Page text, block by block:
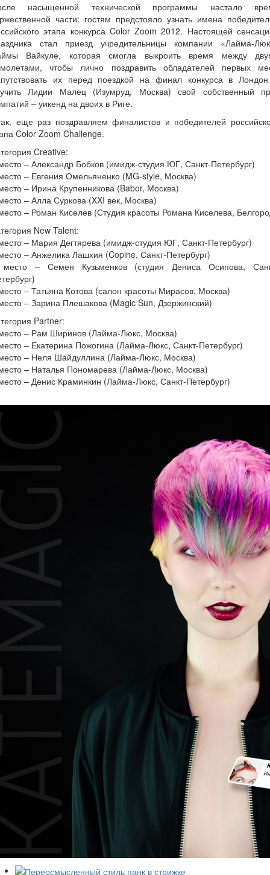
насыщенной технической программы настало
части: гостям предстояло узнать имена
этапа конкурса Color Zoom 2012. Настоящей
стал приезд учредительницы компании «Лайма-
Вайкуле, которая смогла выкроить время между
чтобы лично поздравить обладателей первых
их перед поездкой на финал конкурса в
Лидии Малец (Изумруд, Москва) свой собственный
– уикенд на двоих в Риге.
еще раз поздравляем финалистов и победителей
Color Zoom Challenge.
Creative:
– Александр Бобков (имидж-студия ЮГ, Санкт-Петербург)
– Евгения Омельяненко (MG-style, Москва)
– Ирина Крупенникова (Babor, Москва)
– Алла Суркова (XXI век, Москва)
– Роман Киселев (Студия красоты Романа Киселева,
New Talent:
– Мария Дегтярева (имидж-студия ЮГ, Санкт-Петербург)
– Анжелика Лашхия (Copine, Санкт-Петербург)
– Семен Кузьменков (студия Дениса Осипова,
– Татьяна Котова (салон красоты Мирасов, Москва)
– Зарина Плешакова (Magic Sun, Дзержинский)
Partner:
– Рам Ширинов (Лайма-Люкс, Москва)
– Екатерина Пожогина (Лайма-Люкс, Санкт-Петербург)
– Неля Шайдуллина (Лайма-Люкс, Москва)
– Наталья Пономарева (Лайма-Люкс, Москва)
– Денис Краминкин (Лайма-Люкс, Санкт-Петербург)